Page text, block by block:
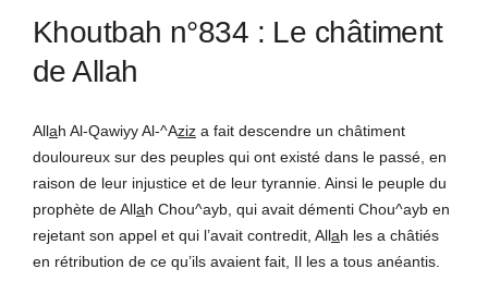
o
b
Khoutbah n°834 : Le châtiment
de Allah
Allah Al-Qawiyy Al-^Aziz a fait descendre un châtiment
douloureux sur des peuples qui ont existé dans le passé, en
raison de leur injustice et de leur tyrannie. Ainsi le peuple du
prophète de Allah Chou^ayb, qui avait démenti Chou^ayb en
rejetant son appel et qui l’avait contredit, Allah les a châtiés
en rétribution de ce qu’ils avaient fait, Il les a tous anéantis.